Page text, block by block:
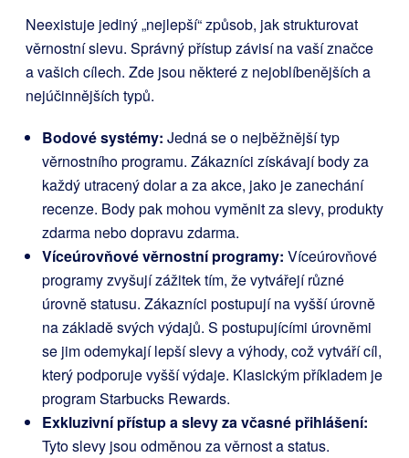
Neexistuje jediný „nejlepší“ způsob, jak strukturovat
věrnostní slevu. Správný přístup závisí na vaší značce
a vašich cílech. Zde jsou některé z nejoblíbenějších a
nejúčinnějších typů.
Bodové systémy: Jedná se o nejběžnější typ
věrnostního programu. Zákazníci získávají body za
každý utracený dolar a za akce, jako je zanechání
recenze. Body pak mohou vyměnit za slevy, produkty
zdarma nebo dopravu zdarma.
Víceúrovňové věrnostní programy: Víceúrovňové
programy zvyšují zážitek tím, že vytvářejí různé
úrovně statusu. Zákazníci postupují na vyšší úrovně
na základě svých výdajů. S postupujícími úrovněmi
se jim odemykají lepší slevy a výhody, což vytváří cíl,
který podporuje vyšší výdaje. Klasickým příkladem je
program Starbucks Rewards.
Exkluzivní přístup a slevy za včasné přihlášení:
Tyto slevy jsou odměnou za věrnost a status.